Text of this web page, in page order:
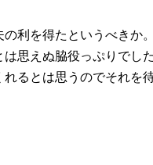
利を得たというべきか。
思えぬ脇役っぷりでした
るとは思うのでそれを待